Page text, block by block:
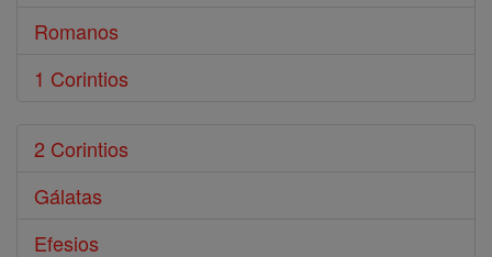
Romanos
1 Corintios
2 Corintios
Gálatas
Efesios